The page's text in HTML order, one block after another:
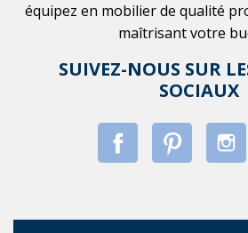
équipez en mobilier de qualité
maîtrisant votre
SUIVEZ-NOUS SUR
SOCIAUX